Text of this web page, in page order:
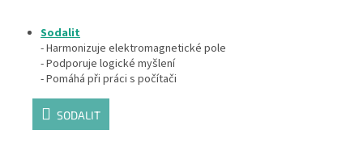
Sodalit
- Harmonizuje elektromagnetické pole
- Podporuje logické myšlení
- Pomáhá při práci s počítači
SODALIT